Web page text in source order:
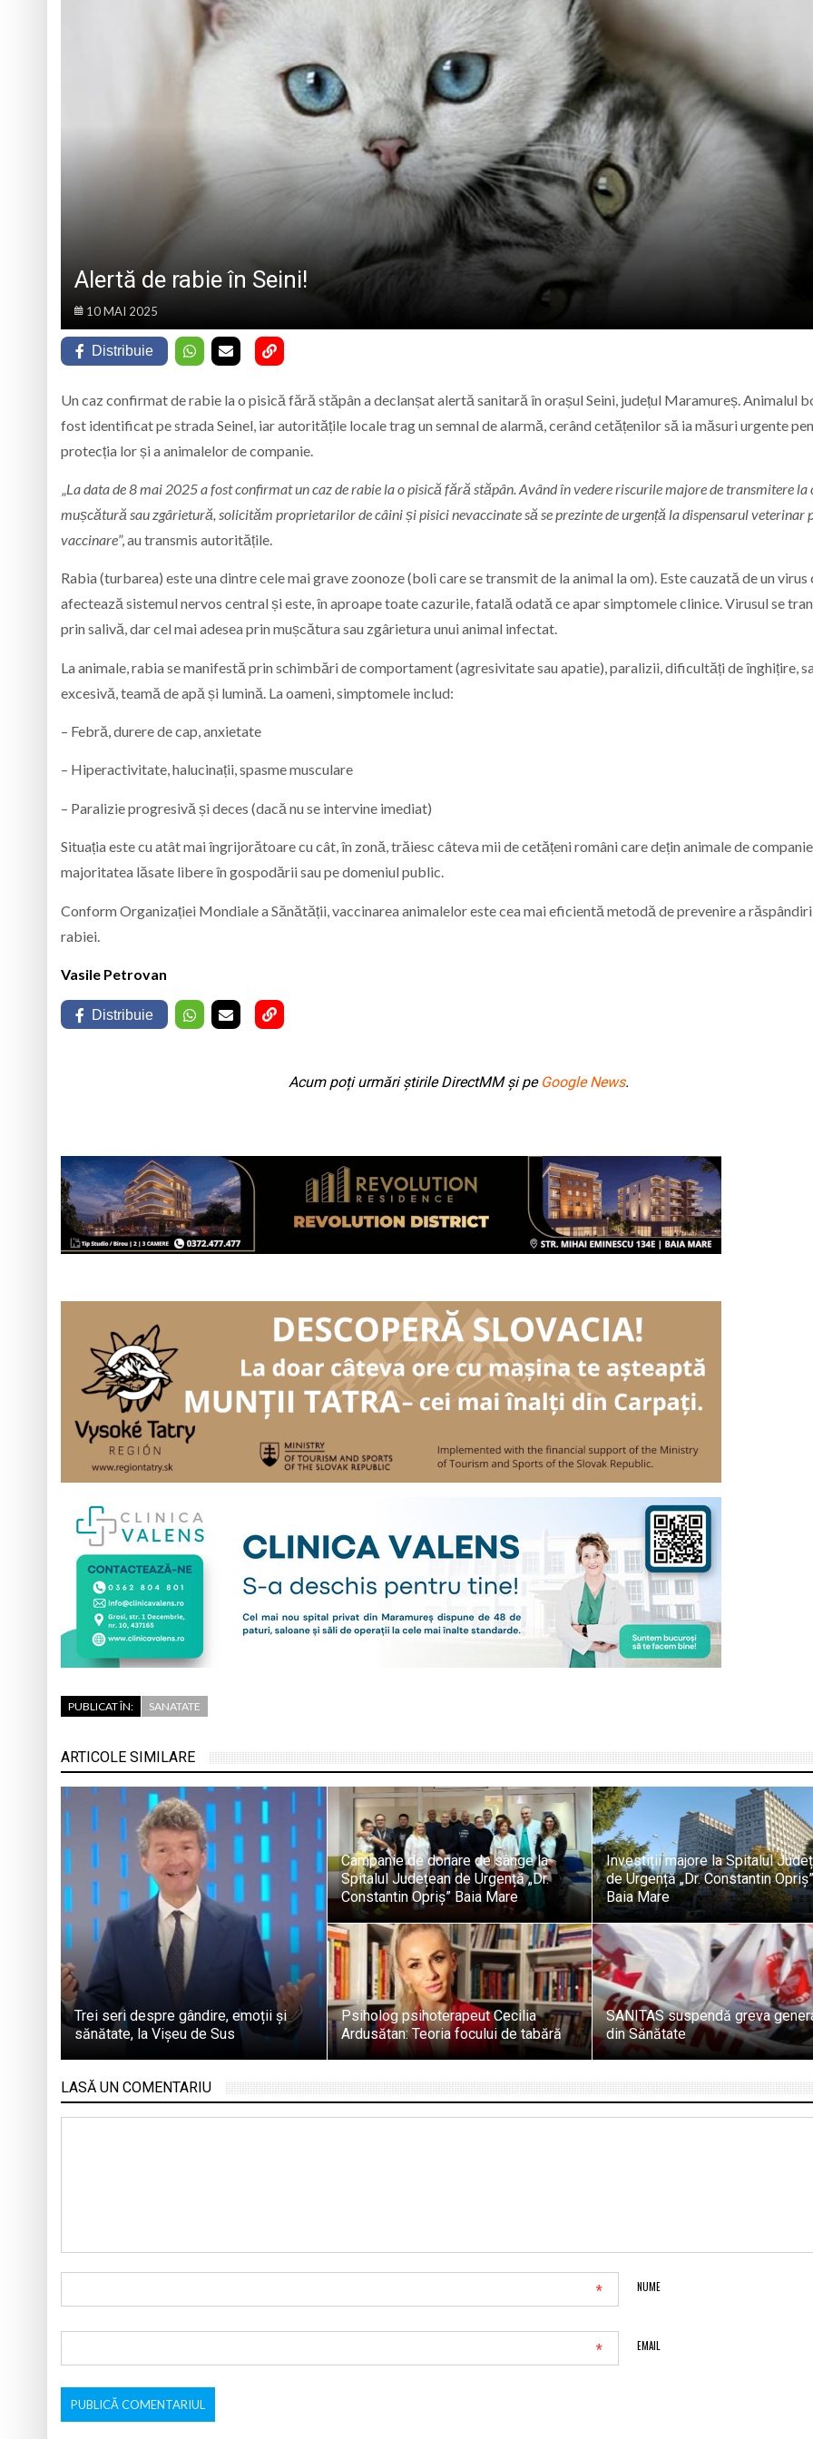
Caravana Cloud Regional Nord-Vest în Baia Mare: Un pas spre
Trei seri despre gândire, emoții și sănătate, la Vișeu de Sus
Eveniment special la Baia Mare, la 570 de ani de la moartea lui Iancu de
„Zilele Moiseiului” se vor desfășura în perioada 14–16 august
Alertă de rabie în Seini!
10 MAI 2025
Distribuie
Un caz confirmat de rabie la o pisică fără stăpân a declanșat alertă sanitară în orașul Seini, județul Maramureș. Animalul
fost identificat pe strada Seinel, iar autoritățile locale trag un semnal de alarmă, cerând cetățenilor să ia măsuri urgente
protecția lor și a animalelor de companie.
„La data de 8 mai 2025 a fost confirmat un caz de rabie la o pisică fără stăpân. Având în vedere riscurile majore de transmitere la
mușcătură sau zgârietură, solicităm proprietarilor de câini și pisici nevaccinate să se prezinte de urgență la dispensarul veterinar
vaccinare”, au transmis autoritățile.
Rabia (turbarea) este una dintre cele mai grave zoonoze (boli care se transmit de la animal la om). Este cauzată de un virus
afectează sistemul nervos central și este, în aproape toate cazurile, fatală odată ce apar simptomele clinice. Virusul se
prin salivă, dar cel mai adesea prin mușcătura sau zgârietura unui animal infectat.
La animale, rabia se manifestă prin schimbări de comportament (agresivitate sau apatie), paralizii, dificultăți de înghițire,
excesivă, teamă de apă și lumină. La oameni, simptomele includ:
– Febră, durere de cap, anxietate
– Hiperactivitate, halucinații, spasme musculare
– Paralizie progresivă și deces (dacă nu se intervine imediat)
Situația este cu atât mai îngrijorătoare cu cât, în zonă, trăiesc câteva mii de cetățeni români care dețin animale de
majoritatea lăsate libere în gospodării sau pe domeniul public.
Conform Organizației Mondiale a Sănătății, vaccinarea animalelor este cea mai eficientă metodă de prevenire a
rabiei.
Vasile Petrovan
Distribuie
Acum poți urmări știrile DirectMM și pe Google News.
PUBLICAT ÎN: SANATATE
ARTICOLE SIMILARE
Trei seri despre gândire, emoții și
sănătate, la Vișeu de Sus
Campanie de donare de sânge la
Spitalul Județean de Urgență „Dr.
Constantin Opriș” Baia Mare
Investiții majore la Spitalul
de Urgență „Dr. Constantin
Baia Mare
Psiholog psihoterapeut Cecilia
Ardusătan: Teoria focului de tabără
SANITAS suspendă greva
din Sănătate
LASĂ UN COMENTARIU
NUME
*
EMAIL
*